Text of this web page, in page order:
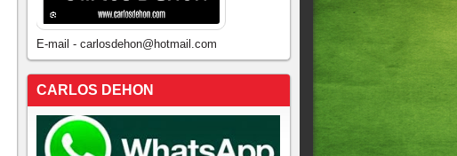
E-mail - carlosdehon@hotmail.com
CARLOS DEHON